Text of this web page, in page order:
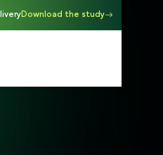
Download the study